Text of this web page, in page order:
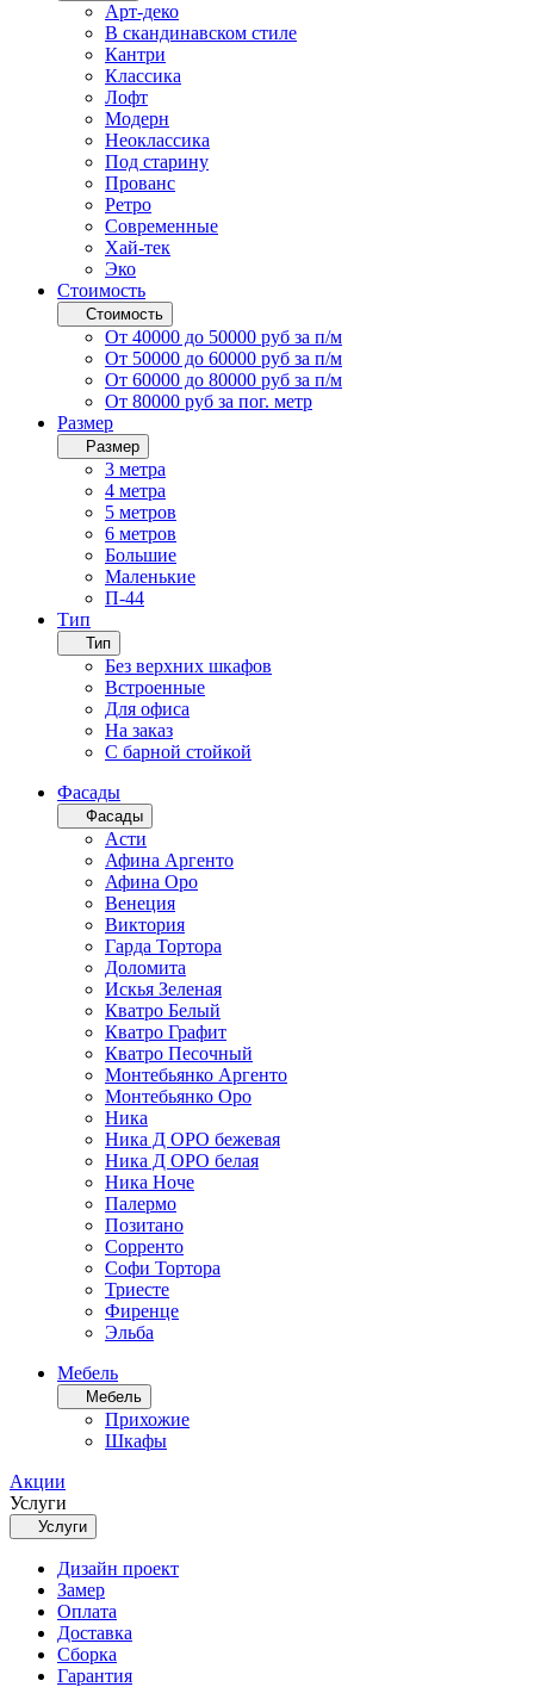
Арт-деко
В скандинавском стиле
Кантри
Классика
Лофт
Модерн
Неоклассика
Под старину
Прованс
Ретро
Современные
Хай-тек
Эко
Стоимость
Стоимость
От 40000 до 50000 руб за п/м
От 50000 до 60000 руб за п/м
От 60000 до 80000 руб за п/м
От 80000 руб за пог. метр
Размер
Размер
3 метра
4 метра
5 метров
6 метров
Большие
Маленькие
П-44
Тип
Тип
Без верхних шкафов
Встроенные
Для офиса
На заказ
С барной стойкой
Фасады
Фасады
Асти
Афина Аргенто
Афина Оро
Венеция
Виктория
Гарда Тортора
Доломита
Искья Зеленая
Кватро Белый
Кватро Графит
Кватро Песочный
Монтебьянко Аргенто
Монтебьянко Оро
Ника
Ника Д ОРО бежевая
Ника Д ОРО белая
Ника Ноче
Палермо
Позитано
Сорренто
Софи Тортора
Триесте
Фиренце
Эльба
Мебель
Мебель
Прихожие
Шкафы
Акции
Услуги
Услуги
Дизайн проект
Замер
Оплата
Доставка
Сборка
Гарантия